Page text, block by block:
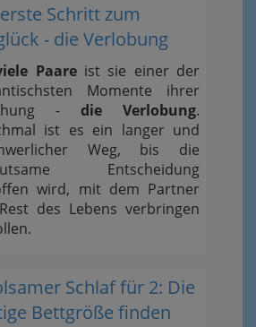
Schritt zum
- die Verlobung
Paareist sie einer der
Momente ihrer
- die Verlobung.
ist es ein langer und
Weg, bis die
Entscheidung
wird, mit dem Partner
des Lebens verbringen
Schlaf für 2: Die
Bettgröße finden